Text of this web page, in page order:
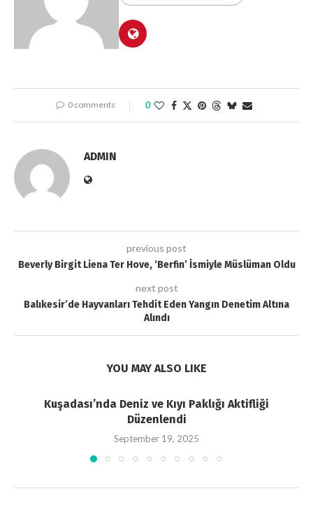
0 comments 0
ADMIN
previous post
Beverly Birgit Liena Ter Hove, ‘Berfin’ İsmiyle Müslüman Oldu
next post
Balıkesir’de Hayvanları Tehdit Eden Yangın Denetim Altına
Alındı
YOU MAY ALSO LIKE
Kuşadası’nda Deniz ve Kıyı Paklığı Aktifliği
Düzenlendi
September 19, 2025